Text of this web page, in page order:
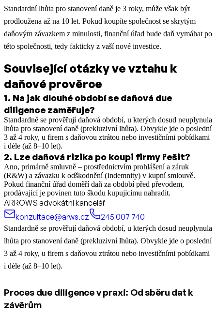
Standardní lhůta pro stanovení daně je 3 roky, může však být
prodloužena až na 10 let. Pokud koupíte společnost se skrytým
daňovým závazkem z minulosti, finanční úřad bude daň vymáhat po
této společnosti, tedy fakticky z vaší nové investice.
Související otázky ve vztahu k
daňové prověrce
1. Na jak dlouhé období se daňová due
diligence zaměřuje?
Standardně se prověřují daňová období, u kterých dosud neuplynula
lhůta pro stanovení daně (prekluzivní lhůta). Obvykle jde o poslední
3 až 4 roky, u firem s daňovou ztrátou nebo investičními pobídkami
i déle (až 8–10 let).
2. Lze daňová rizika po koupi firmy řešit?
Ano, primárně smluvně – prostřednictvím prohlášení a záruk
(R&W) a závazku k odškodnění (Indemnity) v kupní smlouvě.
Pokud finanční úřad doměří daň za období před převodem,
prodávající je povinen tuto škodu kupujícímu nahradit.
ARROWS advokátní kancelář
konzultace@arws.cz
245 007 740
Standardně se prověřují daňová období, u kterých dosud neuplynula
lhůta pro stanovení daně (prekluzivní lhůta). Obvykle jde o poslední
3 až 4 roky, u firem s daňovou ztrátou nebo investičními pobídkami
i déle (až 8–10 let).
Proces due diligence v praxi: Od sběru dat k
závěrům